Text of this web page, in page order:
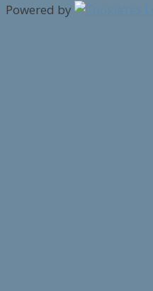
Powered by